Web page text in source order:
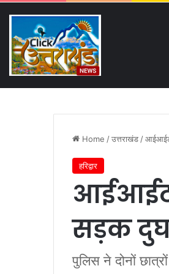
Sunday, August 9 2026
Home /उत्तराखंड /
हरिद्वार
सड़क
पुलिस ने दोनों